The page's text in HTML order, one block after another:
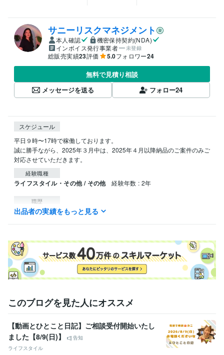
サニーリスクマネジメント
本人確認
機密保持契約(NDA)
インボイス発行事業者
未登録
総販売実績23評価 5.0フォロワー24
無料で見積り相談
メッセージを送る
フォロー24
スケジュール
平日９時〜17時で稼働しております。
誠に勝手ながら、2025年３月中は、2025年４月以降納品のご案件のみご
対応させていただきます。
経験職種
ライフスタイル・その他 / その他 経験年数 : 2年
職歴
サニーリスクマネジメント 2023年6月 ~ 現在
防災士 取得年 : 2023年
TOEIC 取得年 : 2021年
ビジネス・クリエイティブツール
Wix:2年Excel:4年Google スプレッドシート:4年Google スライド:4年
Adobe Firefly:1年Adobe Illustrator:3年
得意分野
音楽制作・ナレーション BGM制作、既存の楽曲のカバー制作
音楽
ライティング・翻訳 英訳・和訳
和訳（ロシア語）
和訳（中国語）
出品者の実績をもっと見る
このブログを見た人にオススメ
【動画とひとこと日記】ご相談受付開始いたし
ました【8/9(日)】
告知
ライフスタイル